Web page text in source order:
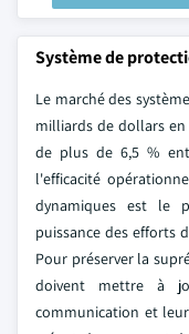
Système de
Le marché des
milliards de dollars
de plus de 6,5 %
l'efficacité
dynamiques est le
puissance des efforts
Pour préserver la
doivent mettre à
communication et